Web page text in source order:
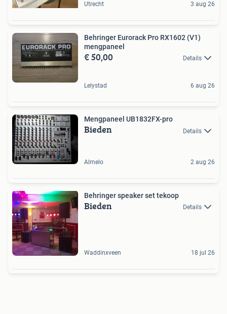
Utrecht 3 aug 26
Behringer Eurorack Pro RX1602 (V1)
mengpaneel
€ 50,00 Details
Lelystad 6 aug 26
Mengpaneel UB1832FX-pro
Bieden Details
Almelo 2 aug 26
Behringer speaker set tekoop
Bieden Details
Waddinxveen 18 jul 26